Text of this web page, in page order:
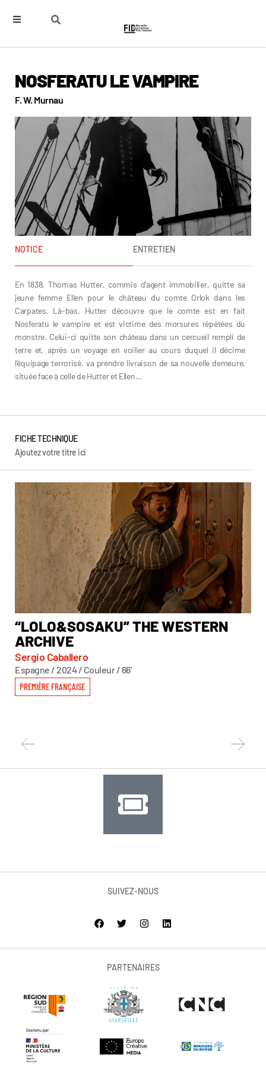
NOSFERATU LE VAMPIRE
F. W. Murnau
NOTICE ENTRETIEN
En 1838, Thomas Hutter, commis d’agent immobilier, quitte sa
jeune femme Ellen pour le château du comte Orlok dans les
Carpates. Là-bas, Hutter découvre que le comte est en fait
Nosferatu le vampire et est victime des morsures répétées du
monstre. Celui-ci quitte son château dans un cercueil rempli de
terre et, après un voyage en voilier au cours duquel il décime
l’équipage terrorisé, va prendre livraison de sa nouvelle demeure,
située face à celle de Hutter et Ellen…
FICHE TECHNIQUE
Ajoutez votre titre ici
“LOLO&SOSAKU” THE WESTERN
ARCHIVE
Sergio Caballero
Espagne / 2024 / Couleur / 66'
PREMIÈRE FRANÇAISE
SUIVEZ-NOUS
PARTENAIRES